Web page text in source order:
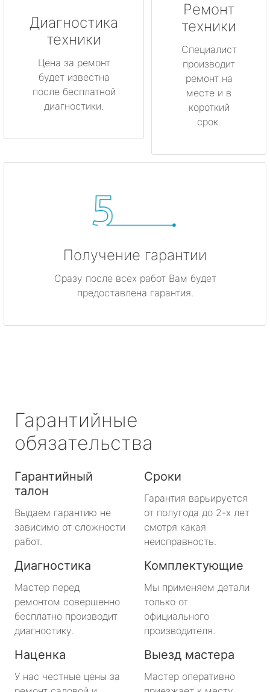
Диагностика
техники
Цена за ремонт
будет известна
после бесплатной
диагностики.
Ремонт
техники
Специалист
производит
ремонт на
месте и в
короткий
срок.
Получение гарантии
Сразу после всех работ Вам будет
предоставлена гарантия.
Гарантийные
обязательства
Гарантийный
талон
Выдаем гарантию не
зависимо от сложности
работ.
Сроки
Гарантия варьируется
от полугода до 2-х лет
смотря какая
неисправность.
Диагностика
Мастер перед
ремонтом совершенно
бесплатно производит
диагностику.
Комплектующие
Мы применяем детали
только от
официального
производителя.
Наценка
У нас честные цены за
Выезд мастера
Мастер оперативно